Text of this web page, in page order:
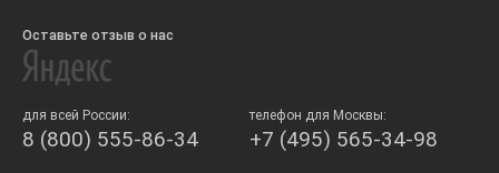
Оставьте отзыв о нас
для всей России:
8 (800) 555-86-34
телефон для Москвы:
+7 (495) 565-34-98